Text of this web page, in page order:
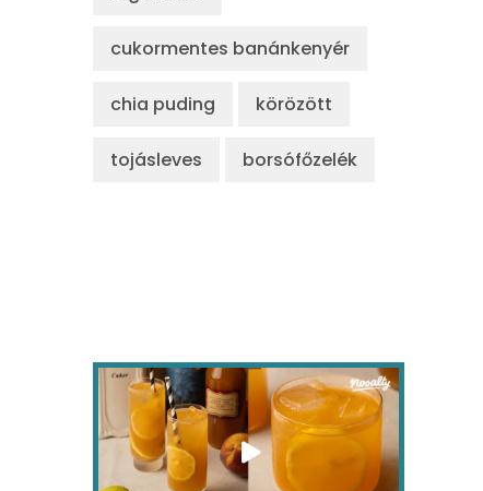
cukormentes banánkenyér
chia puding körözött
tojásleves borsófőzelék